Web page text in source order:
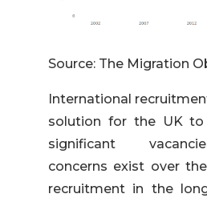
Source: The Migration
International
solution for the UK
significant
concerns exist over
recruitment in the